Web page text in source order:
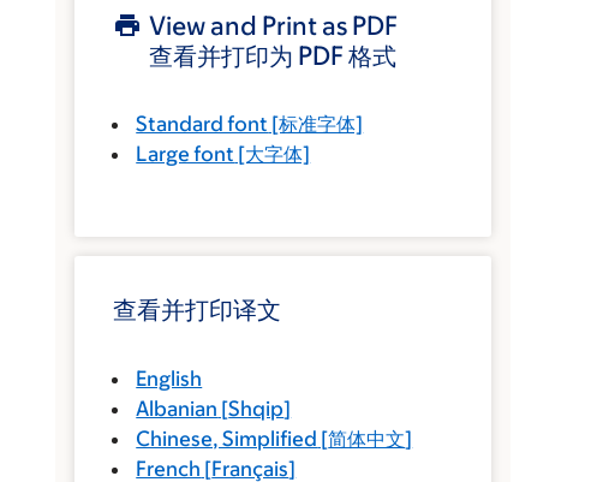
View and Print as PDF
查看并打印为 PDF 格式
Standard font [标准字体]
Large font [大字体]
查看并打印译文
English
Albanian [Shqip]
Chinese, Simplified [简体中文]
French [Français]